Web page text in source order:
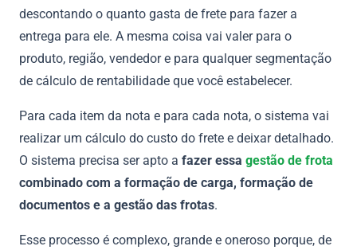
descontando o quanto gasta de frete para fazer a
entrega para ele. A mesma coisa vai valer para o
produto, região, vendedor e para qualquer segmentação
de cálculo de rentabilidade que você estabelecer.
Para cada item da nota e para cada nota, o sistema vai
realizar um cálculo do custo do frete e deixar detalhado.
O sistema precisa ser apto a fazer essa gestão de frota
combinado com a formação de carga, formação de
documentos e a gestão das frotas.
Esse processo é complexo, grande e oneroso porque, de